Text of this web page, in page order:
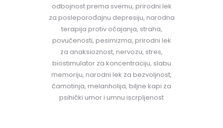
odbojnost prema svemu, prirodni lek
za posleporođajnu depresiju, narodna
terapija protiv očajanja, straha,
povučenosti, pesimizma, prirodni lek
za anaksioznost, nervozu, stres,
biostimulator za koncentraciju, slabu
memoriju, narodni lek za bezvoljnost,
čamotinja, melanholija, biljne kapi za
psihički umor i umnu iscrpljenost